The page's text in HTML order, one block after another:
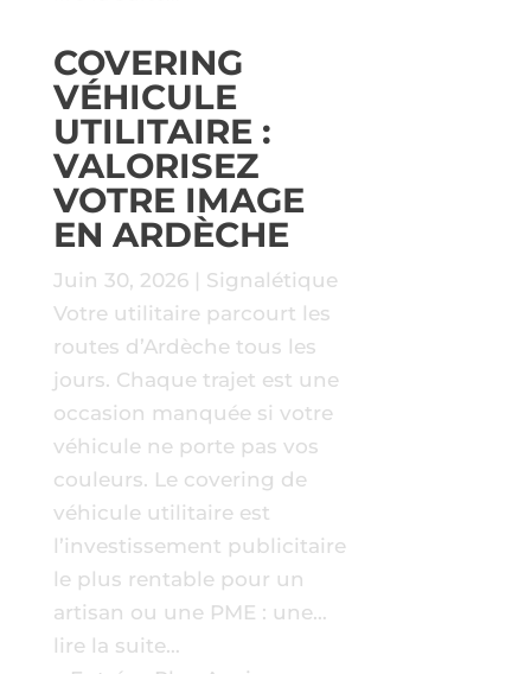
COVERING
VÉHICULE
UTILITAIRE :
VALORISEZ
VOTRE IMAGE
EN ARDÈCHE
Juin 30, 2026| Signalétique
Votre utilitaire parcourt les
routes d’Ardèche tous les
jours. Chaque trajet est une
occasion manquée si votre
véhicule ne porte pas vos
couleurs. Le covering de
véhicule utilitaire est
l’investissement publicitaire
le plus rentable pour un
artisan ou une PME : une…
lire la suite…